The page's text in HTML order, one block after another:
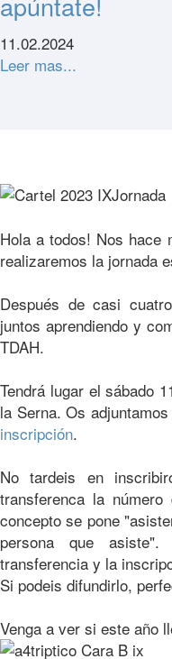
11.02.2024
Leer mas...
Hola a todos! Nos hace
realizaremos la jornada
Después de casi
juntos aprendiendo y
TDAH.
Tendrá lugar el sábado
la Serna. Os
inscripción.
No tardeis en
transferenca la
concepto se pone
persona que
transferencia y la
Si podeis difundirlo,
Venga a ver si este año